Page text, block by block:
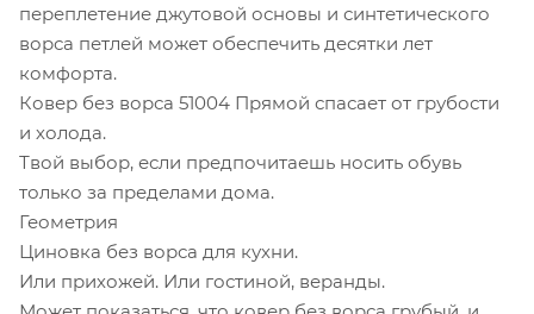
переплетение джутовой основы и синтетического
ворса петлей может обеспечить десятки лет
комфорта.
Ковер без ворса 51004 Прямой спасает от грубости
и холода.
Твой выбор, если предпочитаешь носить обувь
только за пределами дома.
Геометрия
Циновка без ворса для кухни.
Или прихожей. Или гостиной, веранды.